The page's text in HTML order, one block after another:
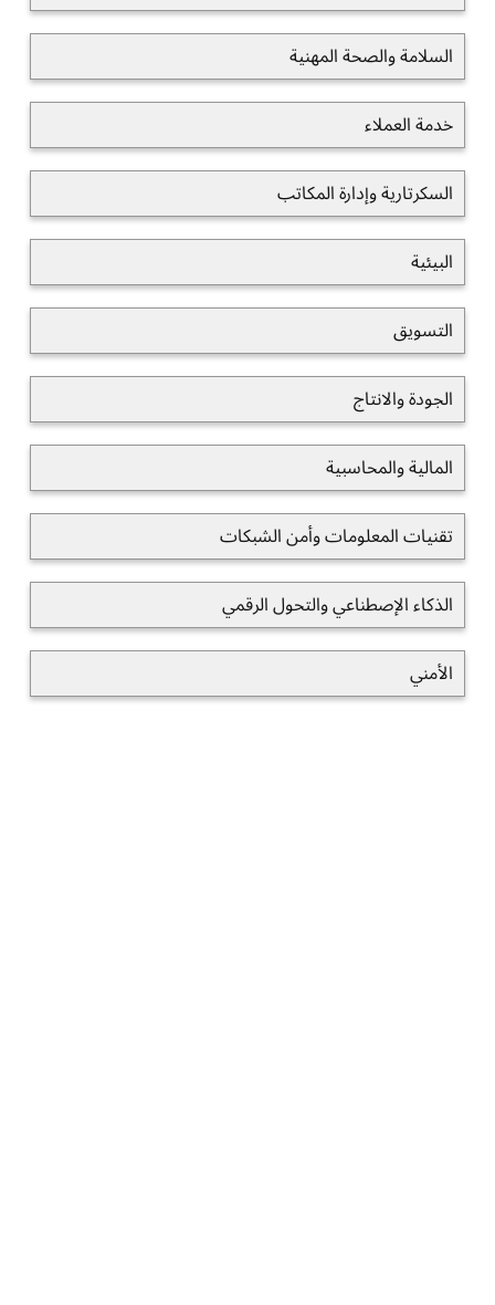
السلامة والصحة المهنية
خدمة العملاء
السكرتارية وإدارة المكاتب
البيئية
التسويق
الجودة والانتاج
المالية والمحاسبية
تقنيات المعلومات وأمن الشبكات
الذكاء الإصطناعي والتحول الرقمي
الأمني